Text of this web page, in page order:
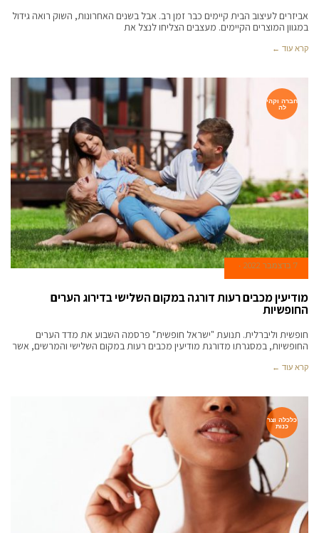
אביזרים לעיצוב הבית קיימים כבר זמן רב. אבל בשנים האחרונות, השוק רואה גידול
במגוון המוצרים הקיימים. מעצבים הצליחו לנצל את
קרא עוד ←
חברה וקהי
לה
7 בדצמבר 2022
מודיעין מכבים רעות דורגה במקום השלישי בדירוג הערים
החופשיות
חופשית וליברלית. תנועת "ישראל חופשית" פרסמה השבוע את מדד הערים
החופשיות, במסגרתו מדורגת מודיעין מכבים רעות במקום השלישי והמרשים, אשר
קרא עוד ←
כלכלה וצר
כנות